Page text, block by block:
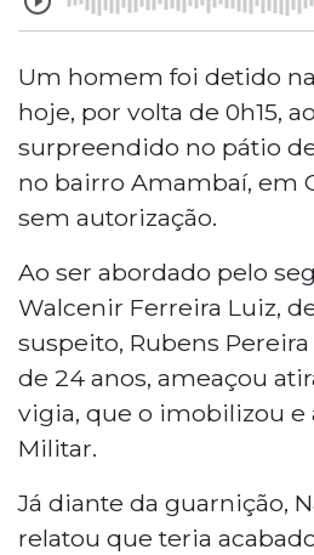
Um homem foi detido
hoje, por volta de 0h15,
surpreendido no pátio
no bairro Amambaí, em
sem autorização.
Ao ser abordado pelo
Walcenir Ferreira Luiz,
suspeito, Rubens
de 24 anos, ameaçou
vigia, que o imobilizou e
Militar.
Já diante da guarnição,
relatou que teria